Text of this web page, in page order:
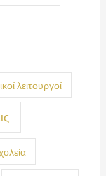
λειτουργοί